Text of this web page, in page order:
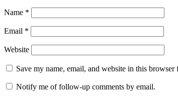
Name *
Email *
Website
Save my name, email, and website in this
Notify me of follow-up comments by email.